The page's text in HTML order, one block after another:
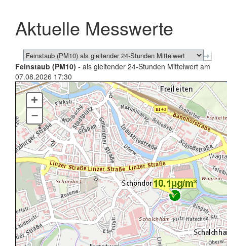
schließen
Aktuelle Messwerte
Feinstaub (PM10) - als gleitender 24-Stunden Mittelwert am
07.08.2026 17:30
+
–